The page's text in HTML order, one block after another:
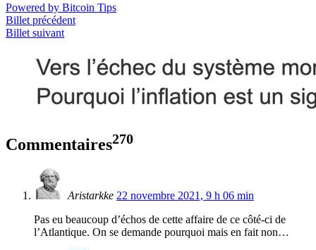
Powered by Bitcoin Tips
Billet précédent
Billet suivant
Commentaires270
Aristarkke 22 novembre 2021, 9 h 06 min
Pas eu beaucoup d’échos de cette affaire de ce côté-ci de
l’Atlantique. On se demande pourquoi mais en fait non…